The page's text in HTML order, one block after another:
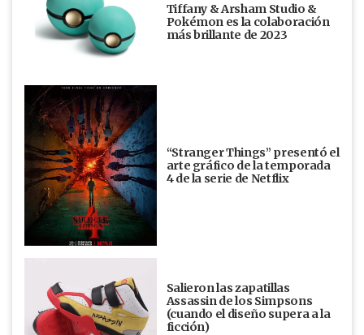
Tiffany & Arsham Studio &
Pokémon es la colaboración
más brillante de 2023
“Stranger Things” presentó el
arte gráfico de la temporada
4 de la serie de Netflix
Salieron las zapatillas
Assassin de los Simpsons
(cuando el diseño supera a la
ficción)